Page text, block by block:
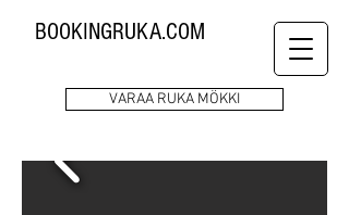
BOOKINGRUKA.COM
VARAA RUKA MÖKKI